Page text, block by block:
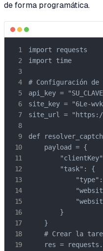
de forma programática.
import requests
import time
# Configuración de
api_key =
site_key = "6Le-
site_url = "https://
def
    payload = {
        "task": {
        }
    }
# Crear la
res =